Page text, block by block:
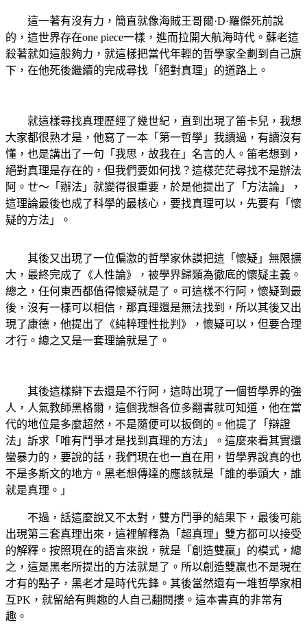
這一著有沒有力，簡直就像海賊王哥爾·D·羅傑死前說
的，這世界存在one piece一樣，進而拉開大航海時代。蘇老這
殺著就如這般夠力，就這樣把當代年輕的哲學家全劃到自己旗
下，在他死後繼續的完成尋找「絕對真理」的道路上。
就這樣尋找真理歷經了幾世紀，直到出現了笛卡兒，我想
大家都很熟才是，他寫了一本「第一哲學」我讀過，有讀沒有
懂，也是講出了一句「我思，故我在」名言的人。笛老想到，
絕對真理是存在的，但我們要如何找？這樣茫茫尋找不是辦法
阿。ㄝ～「辦法」就變得很重要，於是他提出了「方法論」，
這理論最後也成了科學的最核心，要找真理可以，先要有「懷
疑的方法」。
其後又出現了一位偏激的哲學家休謨把這「懷疑」無限擴
大，最終完成了《人性論》，被學界歸類為徹底的懷疑主義。
總之，任何東西都值得懷疑就是了。可這樣不行阿，懷疑到最
後，沒有一樣可以相信，那真理還是無法找到，所以其後又出
現了康德，他提出了《純粹理性批判》，懷疑可以，但要合理
才行。總之又是一套理論就是了。
其後這樣辯下去還是不行阿，這時出現了一個哲學界的強
人，人氣教師黑格爾，這個我想各位多翻書就可知道，他在當
代的地位是多麼超然，不是隨便可以扳倒的。他提了「辯證
法」訴求「唯有鬥爭才是找到真理的方法」。這麼來看其實還
蠻暴力的，要說的話，我們現在也一直在用，哲學界說真的也
不是多斯文的地方。黑老想傳達的應該就是「誰的拳頭大，誰
就是真理。」
不過，話這麼說又不太對，雙方鬥爭的結果下，最後可能
出現第三套真理出來，這裡解釋為「超真理」雙方都可以接受
的解釋。按照現在的語言來說，就是「創造雙贏」的模式，總
之，這是黑老所提出的方法就是了。所以創造雙贏也不是現在
才有的點子，黑老才是時代先鋒。其後當然還有一堆哲學家相
互PK，就留給有興趣的人自己翻閱摟。這本書真的非常有
趣。